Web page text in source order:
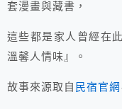
套漫畫與藏書，
這些都是家人曾經在
溫馨人情味』。
故事來源取自 民宿官網